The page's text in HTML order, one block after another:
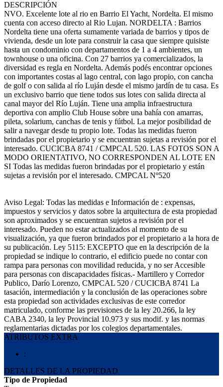
DESCRIPCIÓN
NVO. Excelente lote al rio en Barrio El Yacht, Nordelta. El mismo
cuenta con acceso directo al Rio Lujan. NORDELTA : Barrios
Nordelta tiene una oferta sumamente variada de barrios y tipos de
vivienda, desde un lote para construir la casa que siempre quisiste
hasta un condominio con departamentos de 1 a 4 ambientes, un
townhouse o una oficina. Con 27 barrios ya comercializados, la
diversidad es regla en Nordelta. Además podés encontrar opciones
con importantes costas al lago central, con lago propio, con cancha
de golf o con salida al río Luján desde el mismo jardín de tu casa. Es
un exclusivo barrio que tiene todos sus lotes con salida directa al
canal mayor del Río Luján. Tiene una amplia infraestructura
deportiva con amplio Club House sobre una bahía con amarras,
pileta, solarium, canchas de tenis y fútbol. La mejor posibilidad de
salir a navegar desde tu propio lote. Todas las medidas fueron
brindadas por el propietario y se encuentran sujetas a revisión por el
interesado. CUCICBA 8741 / CMPCAL 520. LAS FOTOS SON A
MODO ORIENTATIVO, NO CORRESPONDEN AL LOTE EN
SI Todas las medidas fueron brindadas por el propietario y están
sujetas a revisión por el interesado. CMPCAL Nº520
Aviso Legal: Todas las medidas e Información de : expensas,
impuestos y servicios y datos sobre la arquitectura de esta propiedad
son aproximados y se encuentran sujetos a revisión por el
interesado. Pueden no estar actualizados al momento de su
visualización, ya que fueron brindados por el propietario a la hora de
su publicación. Ley 5115: EXCEPTO que en la descripción de la
propiedad se indique lo contrario, el edificio puede no contar con
rampa para personas con movilidad reducida, y no ser Accesible
para personas con discapacidades físicas.- Martillero y Corredor
Publico, Darío Lorenzo, CMPCAL 520 / CUCICBA 8741 La
tasación, intermediación y la conclusión de las operaciones sobre
esta propiedad son actividades exclusivas de este corredor
matriculado, conforme las previsiones de la ley 20.266, la ley
CABA 2340, la ley Provincial 10.973 y sus modif. y las normas
reglamentarias dictadas por los colegios departamentales.
ATRIBUTOS EXTRA
:
DETALLES DE LA PROPIEDAD
Tipo de Propiedad